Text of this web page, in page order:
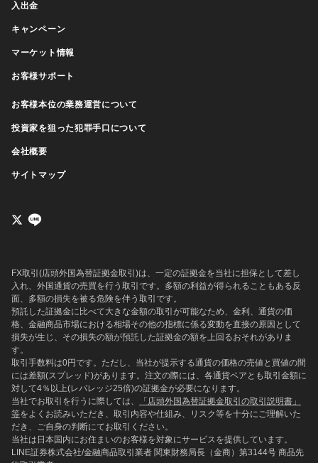
入出金
キャンペーン
マーケット情報
お客様サポート
お客様本位の業務運営について
投資家を狙った犯罪手口について
会社概要
サイトマップ
FX取引(店頭外国為替証拠金取引)は、一定の証拠金を当社に担保として差し
入れ、外国通貨の売買を行う取引です。多額の利益が得られることもある反
面、多額の損失を被る危険を伴う取引です。
預託した証拠金に比べて大きな金額の取引が可能なため、金利、通貨の価
格、金融商品市場における相場その他の指標に係る変動を直接の原因として
損失が生じ、その損失の額が預託した証拠金の額を上回るおそれがありま
す。
取引手数料は0円です。ただし、当社が提示する通貨の価格の売値と買値の間
には差額(スプレッド)があります。注文の際には、各通貨ペアとも取引金額に
対して4％以上(レバレッジ25倍)の証拠金が必要になります。
当社でお取引を行うに際しては、
「店頭外国為替証拠金取引の取引説明書」
等をよくお読みいただき、取引内容や仕組み、リスク等を十分にご理解いた
だき、ご自身の判断にてお取引ください。
当社は日本国内にお住まいのお客様を対象にサービスを提供しています。
LINE証券株式会社/金融商品取引業者 関東財務局長（金商）第3144号 商品先